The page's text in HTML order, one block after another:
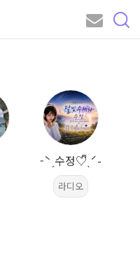
-ˋˏ수정♡ᩚˎˊ-
라디오